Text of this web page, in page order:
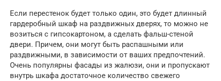
Если перестенок будет только один, это будет длинный
гардеробный шкаф на раздвижных дверях, то можно не
возиться с гипсокартоном, а сделать фальш-стеной
двери. Причем, они могут быть распашными или
раздвижными, в зависимости от ваших предпочтений.
Очень популярны фасады из жалюзи, они и пропускают
внутрь шкафа достаточное количество свежего